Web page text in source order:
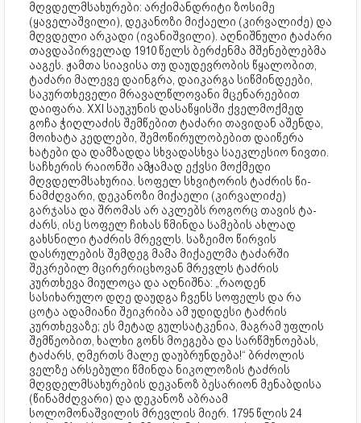
მღვდელმსახურები: არქიმანდრიტი ზოსიმე
(ყაველაშვილი), დეკანოზი მიქაელი (კირვალიძე) და
მღვდელი არკადი (ივანიშვილი). აღნიშნული ტაძარი
თავდაპირველად 1910 წელს ბერძენმა მშენებლებმა
ააგეს. ჟამთა სიავისა თუ დაუდევრობის წყალობით,
ტაძარი მალევე დაინგრა, დაიკარგა სიწმინდეები,
საკურთხეველი მრავალწლოვანი მცენარეებით
დაიფარა. XXI საუკუნის დასაწყისში ქველმოქმედ
გოჩა ჭიღლაძის შემწებით ტაძარი თავიდან აშენდა,
მოიხატა კედლები, შემოწირულობებით დაიწერა
ხატები და დამზადდა სხვადასხვა საეკლესიო ნივთი.
საჩხერის რაიონში ამჟამად ექვსი მოქმედი
მღვდელმსახურია. სოფელ სხვიტორის ტაძრის წი-
ნამძღვარი, დეკანოზი მიქაელი (კირვალიძე)
გარჯასა და შრომას არ აკლებს როგორც თავის ტა-
ძარს, ისე სოფელ ჩიხას წმინდა სამების ახლად
გახსნილი ტაძრის მრევლს. საზეიმო წირვის
დასრულების შემდეგ მამა მიქაელმა ტაძარში
შეკრებილ მცირერიცხოვან მრევლს ტაძრის
კურთხევა მიულოცა და აღნიშნა: „რაოდენ
სასიხარულო დღე დაუდგა ჩვენს სოფელს და რა
ცოტა ადამიანი შეიკრიბა ამ უდიდესი ტაძრის
კურთხევაზე; ეს მეტად გულსატკენია, მაგრამ უფლის
შემწეობით, ხალხი გონს მოეგება და სარწმუნოებას,
ტაძარს, ღმერთს მალე დაუბრუნდება!“ ბრძოლის
ველზე არსებული წმინდა ნიკოლოზის ტაძრის
მღვდელმსახურების დეკანოზ ბესარიონ მენაბდისა
(წინამძღვარი) და დეკანოზ აბრაამ
სოლომონაშვილის მრევლის მიერ. 1795 წლის 24